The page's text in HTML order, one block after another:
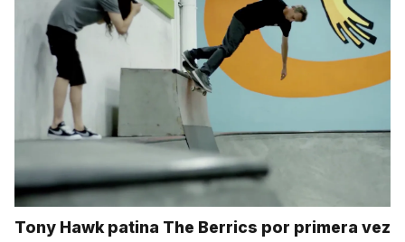
Tony Hawk patina The Berrics por primera vez